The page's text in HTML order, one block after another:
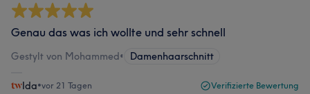
Genau das was ich wollte und sehr schnell
Gestylt von Mohammed• Damenhaarschnitt
Ida•vor 21 Tagen Verifizierte Bewertung